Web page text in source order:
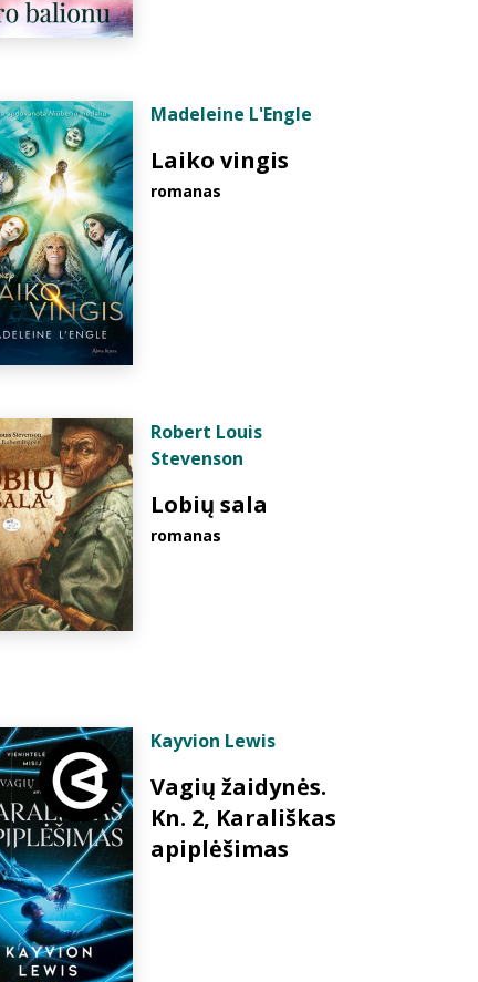
Madeleine L'Engle
Laiko vingis
romanas
Robert Louis
Stevenson
Lobių sala
romanas
Kayvion Lewis
Vagių žaidynės.
Kn. 2, Karališkas
apiplėšimas